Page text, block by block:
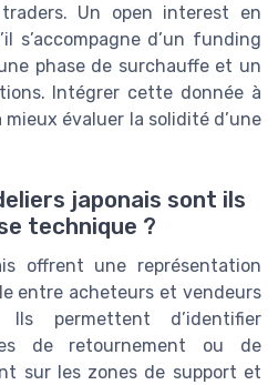
Un open interest en
s’accompagne d’un funding
phase de surchauffe et un
Intégrer cette donnée à
évaluer la solidité d’une
japonais sont ils
technique ?
offrent une représentation
entre acheteurs et vendeurs
permettent d’identifier
de retournement ou de
sur les zones de support et